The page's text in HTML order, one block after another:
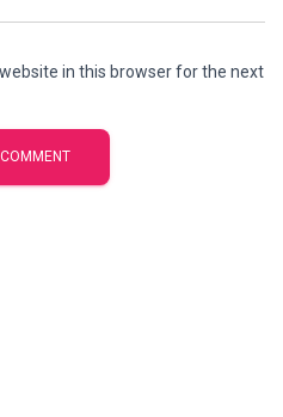
in this browser for the next